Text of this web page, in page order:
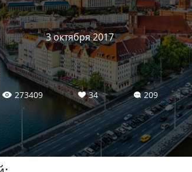
3 октября 2017
273409 34 209